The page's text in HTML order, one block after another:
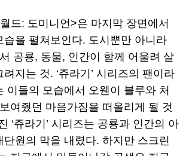
드: 도미니언>은 마지막 장면에서
습을 펼쳐보인다. 도시뿐만 아니라
공룡, 동물, 인간이 함께 어울려 살
지는 것. ‘쥬라기’ 시리즈의 팬이라
이들의 모습에서 오웬이 블루와 처
여줬던 마음가짐을 떠올리게 될 것
‘쥬라기’ 시리즈는 공룡과 인간의 아
원의 막을 내렸다. 하지만 스크린